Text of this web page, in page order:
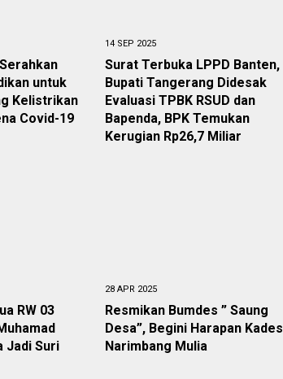
untuk
Kelistrikan
Covid-19
14 SEP 2025
Surat Terbuka LPPD Banten,
Bupati Tangerang Didesak
Evaluasi TPBK RSUD dan
Bapenda, BPK Temukan
Kerugian Rp26,7 Miliar
RW 03
Jadi Suri
28 APR 2025
Resmikan Bumdes ” Saung
Desa”, Begini Harapan Kades
Narimbang Mulia